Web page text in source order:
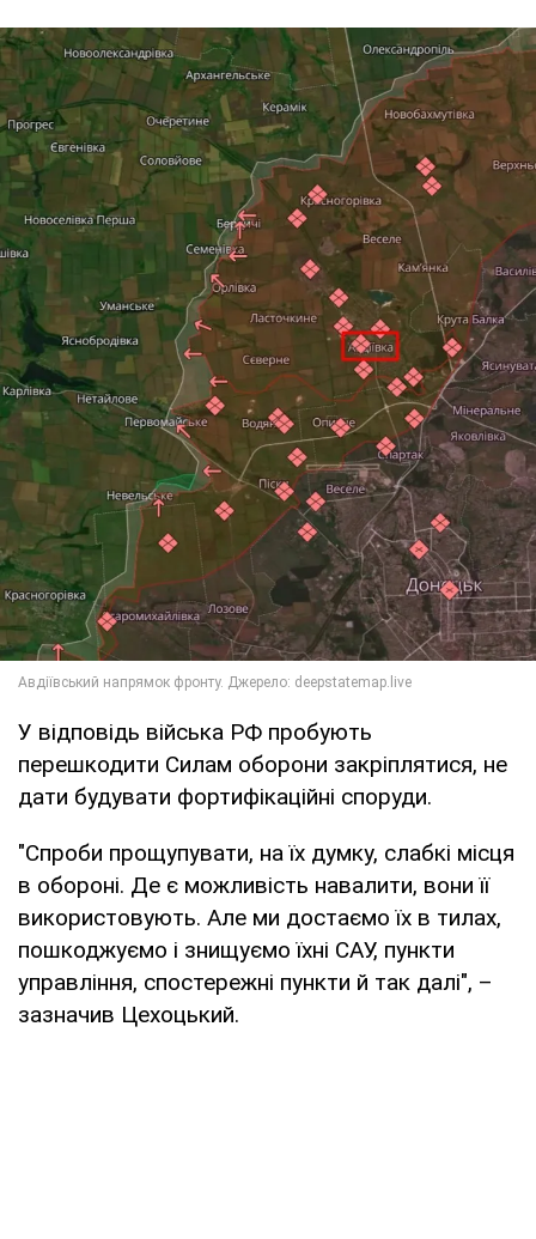
У відповідь війська РФ пробують
перешкодити Силам оборони закріплятися, не
дати будувати фортифікаційні споруди.
"Спроби прощупувати, на їх думку, слабкі місця
в обороні. Де є можливість навалити, вони її
використовують. Але ми достаємо їх в тилах,
пошкоджуємо і знищуємо їхні САУ, пункти
управління, спостережні пункти й так далі", –
зазначив Цехоцький.